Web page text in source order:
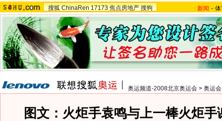
搜狐 ChinaRen 17173 焦点房地产 搜狗 新闻 -
奥运频道-2008北京奥运会 > 奥运
图文：火炬手袁鸣与上一棒火炬手